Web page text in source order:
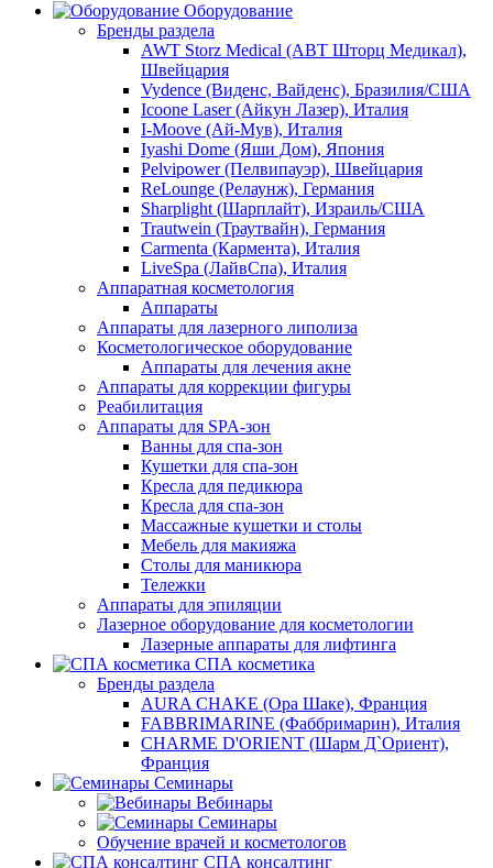
Оборудование
Бренды раздела
AWT Storz Medical (АВТ Шторц Медикал),
Швейцария
Vydence (Виденс, Вайденс), Бразилия/США
Icoone Laser (Айкун Лазер), Италия
I-Moove (Ай-Мув), Италия
Iyashi Dome (Яши Дом), Япония
Pelvipower (Пелвипауэр), Швейцария
ReLounge (Релаунж), Германия
Sharplight (Шарплайт), Израиль/США
Trautwein (Траутвайн), Германия
Carmenta (Кармента), Италия
LiveSpa (ЛайвСпа), Италия
Аппаратная косметология
Аппараты
Аппараты для лазерного липолиза
Косметологическое оборудование
Аппараты для лечения акне
Аппараты для коррекции фигуры
Реабилитация
Аппараты для SPA-зон
Ванны для спа-зон
Кушетки для спа-зон
Кресла для педикюра
Кресла для спа-зон
Массажные кушетки и столы
Мебель для макияжа
Столы для маникюра
Тележки
Аппараты для эпиляции
Лазерное оборудование для косметологии
Лазерные аппараты для лифтинга
СПА косметика
Бренды раздела
AURA CHAKE (Ора Шаке), Франция
FABBRIMARINE (Фаббримарин), Италия
CHARME D'ORIENT (Шарм Д`Ориент),
Франция
Семинары
Вебинары
Семинары
Обучение врачей и косметологов
СПА консалтинг